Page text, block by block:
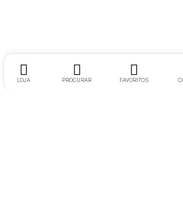
LOJA PROCURAR FAVORITOS